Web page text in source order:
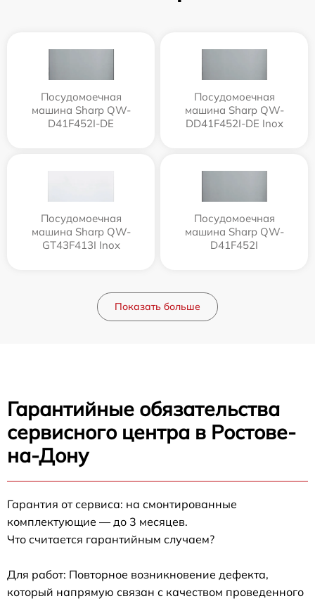
Посудомоечная
машина Sharp QW-
D41F452I-DE
Посудомоечная
машина Sharp QW-
DD41F452I-DE Inox
Посудомоечная
машина Sharp QW-
GT43F413I Inox
Посудомоечная
машина Sharp QW-
D41F452I
Показать больше
Гарантийные обязательства
сервисного центра в Ростове-
на-Дону
Гарантия от сервиса: на смонтированные
комплектующие — до 3 месяцев.
Что считается гарантийным случаем?
Для работ: Повторное возникновение дефекта,
который напрямую связан с качеством проведенного